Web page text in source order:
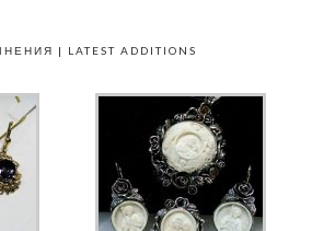
| LATEST ADDITIONS